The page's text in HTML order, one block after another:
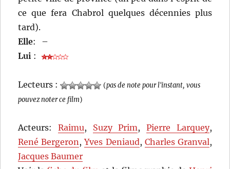
ce que fera Chabrol quelques décennies plus
tard).
Elle:
–
Lui :
Lecteurs : (pas de note pour l'instant, vous
pouvez noter ce film)
Acteurs: Raimu, Suzy Prim,Pierre Larquey,
René Bergeron,Yves Deniaud, Charles Granval,
Jacques Baumer